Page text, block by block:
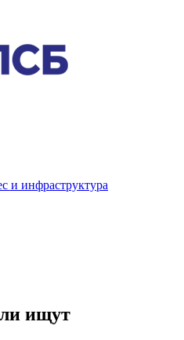
и инфраструктура
ищут